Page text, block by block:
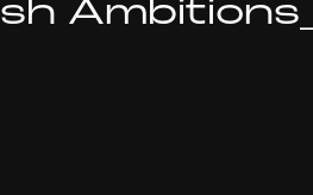
Ambitions_